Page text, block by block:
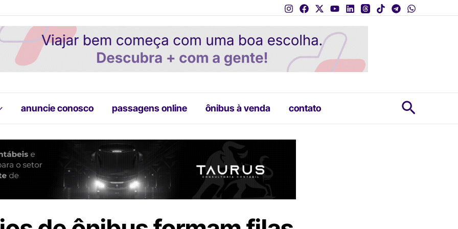
anuncie conosco passagens online ônibus à venda contato